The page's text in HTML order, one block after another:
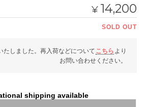
¥ 14,200
SOLD OUT
たしました。再入荷などについて こちら より
お問い合わせください。
shipping available